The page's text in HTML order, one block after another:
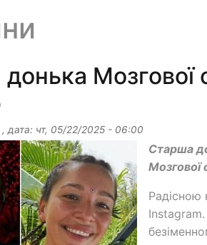
донька
, дата: чт, 05/22/2025 - 06:00
Старша
Мозгової
Радісною